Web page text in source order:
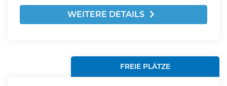
WEITERE DETAILS
FREIE PLÄTZE